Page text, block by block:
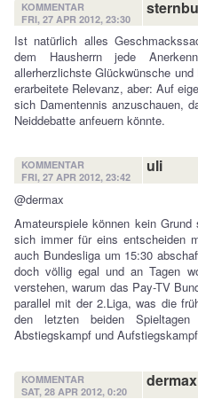
KOMMENTAR
FRI, 27 APR 2012, 23:30
Ist natürlich alles
dem Hausherrn jede
allerherzlichste Glückwünsche
erarbeitete Relevanz, aber: Auf
sich Damentennis anzuschauen,
Neiddebatte anfeuern könnte.
KOMMENTAR
FRI, 27 APR 2012, 23:42
uli
@dermax
Amateurspiele können kein
sich immer für eins entscheiden
auch Bundesliga um 15:30
doch völlig egal und an Tagen
verstehen, warum das Pay-TV
parallel mit der 2.Liga, was die
den letzten beiden
Abstiegskampf und
KOMMENTAR
SAT, 28 APR 2012, 0:20
dermax